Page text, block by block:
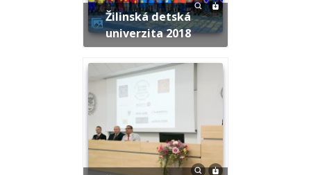
Žilinská detská
univerzita 2018